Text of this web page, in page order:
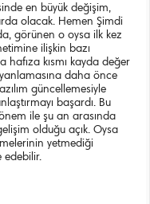
en büyük değişim,
olacak. Hemen Şimdi
görünen o oysa ilk kez
ilişkin bazı
kısmı kayda değer
daha önce
güncellemesiyle
başardı. Bu
ile şu an arasında
olduğu açık. Oysa
yetmediği
edebilir.